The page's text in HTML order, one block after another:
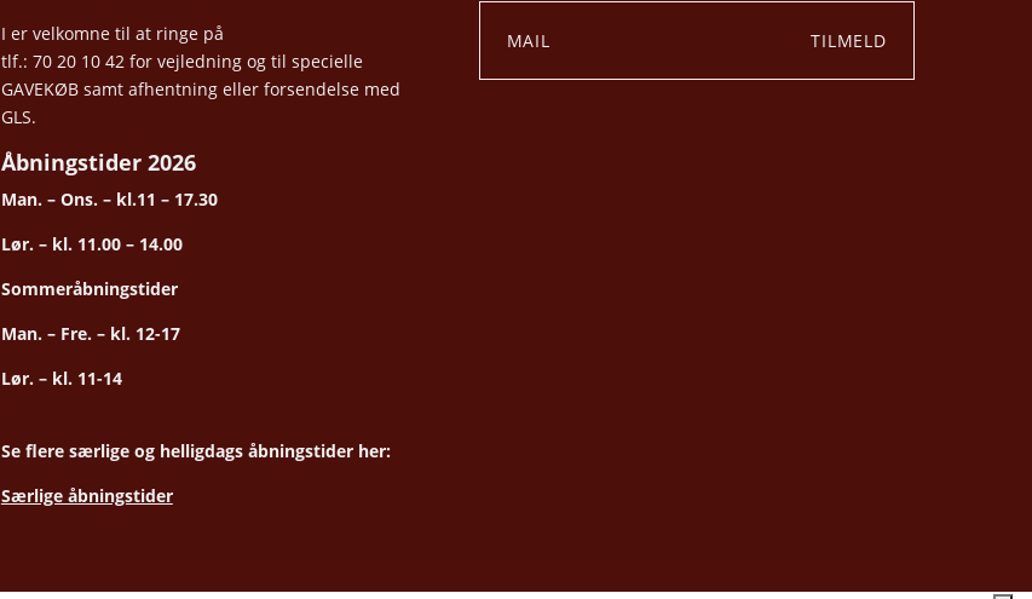
I er velkomne til at ringe på
tlf.: 70 20 10 42 for vejledning og til specielle
GAVEKØB samt afhentning eller forsendelse med
GLS.
Åbningstider 2026
Man. – Ons. – kl.11 – 17.30
Lør. – kl. 11.00 – 14.00
Sommeråbningstider
Man. – Fre. – kl. 12-17
Lør. – kl. 11-14
Se flere særlige og helligdags åbningstider her:
Særlige åbningstider
TILMELD